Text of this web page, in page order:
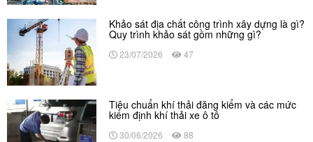
Khảo sát địa chất công trình xây dựng là gì?
Quy trình khảo sát gồm những gì?
23/07/2026 47
Tiêu chuẩn khí thải đăng kiểm và các mức
kiểm định khí thải xe ô tô
30/06/2026 88